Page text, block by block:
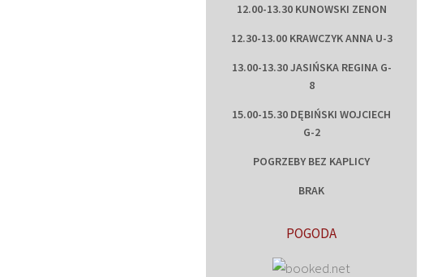
12.00-13.30 KUNOWSKI ZENON
12.30-13.00 KRAWCZYK ANNA U-3
13.00-13.30 JASIŃSKA REGINA G-
8
15.00-15.30 DĘBIŃSKI WOJCIECH
G-2
POGRZEBY BEZ KAPLICY
BRAK
POGODA